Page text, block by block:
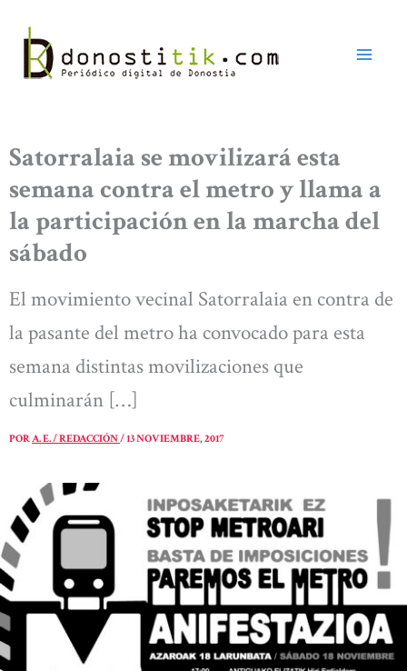
contenido
Satorralaia se movilizará esta
semana contra el metro y llama a
la participación en la marcha del
sábado
El movimiento vecinal Satorralaia en contra de
la pasante del metro ha convocado para esta
semana distintas movilizaciones que
culminarán […]
PORA. E. / REDACCIÓN/13 NOVIEMBRE, 2017